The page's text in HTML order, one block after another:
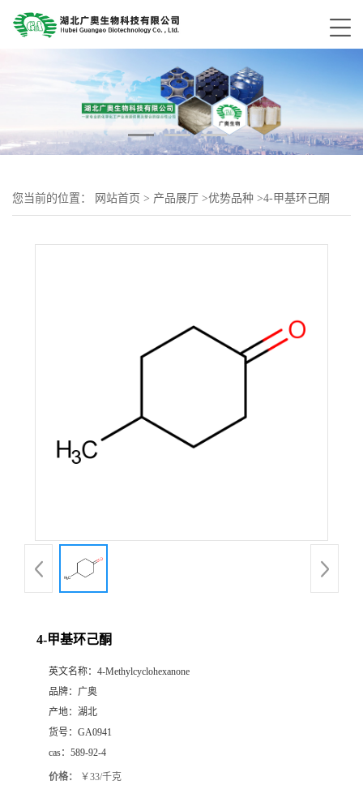
您当前的位置： 网站首页 > 产品展厅 >优势品种 >4-甲基环己酮
4-甲基环己酮
英文名称： 4-Methylcyclohexanone
品牌： 广奥
产地： 湖北
货号： GA0941
cas： 589-92-4
价格： ￥33/千克